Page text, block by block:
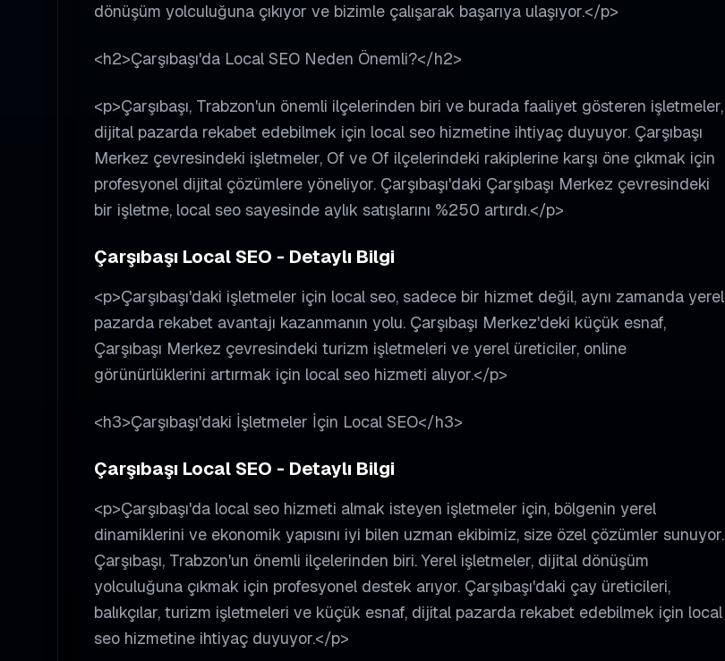
dönüşüm yolculuğuna çıkıyor ve bizimle çalışarak başarıya ulaşıyor.</p>
<h2>Çarşıbaşı'da Local SEO Neden Önemli?</h2>
<p>Çarşıbaşı, Trabzon'un önemli ilçelerinden biri ve burada faaliyet gösteren işletmeler,
dijital pazarda rekabet edebilmek için local seo hizmetine ihtiyaç duyuyor. Çarşıbaşı
Merkez çevresindeki işletmeler, Of ve Of ilçelerindeki rakiplerine karşı öne çıkmak için
profesyonel dijital çözümlere yöneliyor. Çarşıbaşı'daki Çarşıbaşı Merkez çevresindeki
bir işletme, local seo sayesinde aylık satışlarını %250 artırdı.</p>
Çarşıbaşı Local SEO - Detaylı Bilgi
<p>Çarşıbaşı'daki işletmeler için local seo, sadece bir hizmet değil, aynı zamanda yerel
pazarda rekabet avantajı kazanmanın yolu. Çarşıbaşı Merkez'deki küçük esnaf,
Çarşıbaşı Merkez çevresindeki turizm işletmeleri ve yerel üreticiler, online
görünürlüklerini artırmak için local seo hizmeti alıyor.</p>
<h3>Çarşıbaşı'daki İşletmeler İçin Local SEO</h3>
Çarşıbaşı Local SEO - Detaylı Bilgi
<p>Çarşıbaşı'da local seo hizmeti almak isteyen işletmeler için, bölgenin yerel
dinamiklerini ve ekonomik yapısını iyi bilen uzman ekibimiz, size özel çözümler sunuyor.
Çarşıbaşı, Trabzon'un önemli ilçelerinden biri. Yerel işletmeler, dijital dönüşüm
yolculuğuna çıkmak için profesyonel destek arıyor. Çarşıbaşı'daki çay üreticileri,
balıkçılar, turizm işletmeleri ve küçük esnaf, dijital pazarda rekabet edebilmek için local
seo hizmetine ihtiyaç duyuyor.</p>